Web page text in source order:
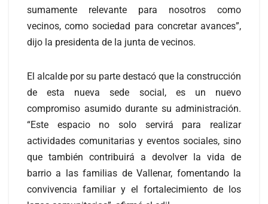
sumamente relevante para nosotros como
vecinos, como sociedad para concretar avances”,
dijo la presidenta de la junta de vecinos.
El alcalde por su parte destacó que la construcción
de esta nueva sede social, es un nuevo
compromiso asumido durante su administración.
“Este espacio no solo servirá para realizar
actividades comunitarias y eventos sociales, sino
que también contribuirá a devolver la vida de
barrio a las familias de Vallenar, fomentando la
convivencia familiar y el fortalecimiento de los